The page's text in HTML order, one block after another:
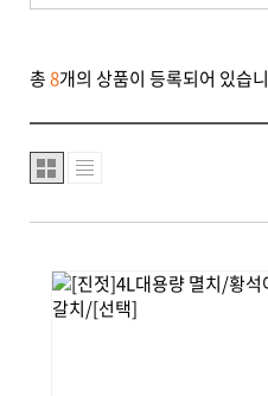
총8개의 상품이 등록되어 있습